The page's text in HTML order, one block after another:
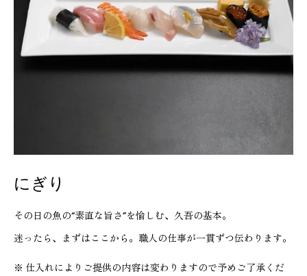
にぎり
その日の魚の“素直な旨さ”を愉しむ、久吾の基本。
迷ったら、まずはここから。職人の仕事が一貫ずつ伝わります。
※ 仕入れによりご提供の内容は変わりますので予めご了承くだ